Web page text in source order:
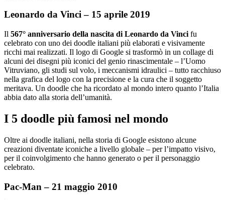
Leonardo da Vinci – 15 aprile 2019
Il 567° anniversario della nascita di Leonardo da Vinci fu
celebrato con uno dei doodle italiani più elaborati e visivamente
ricchi mai realizzati. Il logo di Google si trasformò in un collage di
alcuni dei disegni più iconici del genio rinascimentale – l’Uomo
Vitruviano, gli studi sul volo, i meccanismi idraulici – tutto racchiuso
nella grafica del logo con la precisione e la cura che il soggetto
meritava. Un doodle che ha ricordato al mondo intero quanto l’Italia
abbia dato alla storia dell’umanità.
I 5 doodle più famosi nel mondo
Oltre ai doodle italiani, nella storia di Google esistono alcune
creazioni diventate iconiche a livello globale – per l’impatto visivo,
per il coinvolgimento che hanno generato o per il personaggio
celebrato.
Pac-Man – 21 maggio 2010